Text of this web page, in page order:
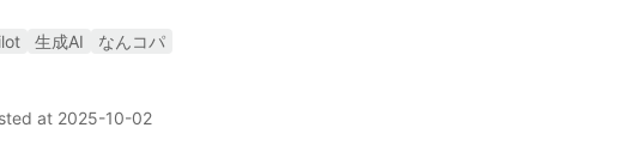
生成AI
なんコパ
at 2025-10-02